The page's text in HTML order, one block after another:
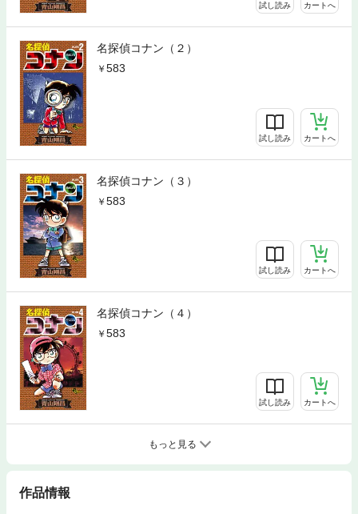
試し読み カートへ
名探偵コナン（２）
583
試し読み カートへ
名探偵コナン（３）
583
試し読み カートへ
名探偵コナン（４）
583
試し読み カートへ
もっと見る
作品情報